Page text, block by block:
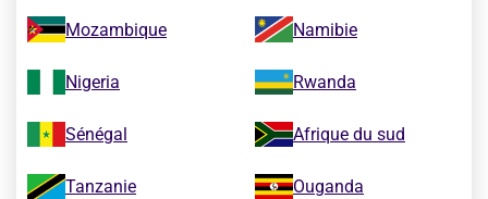
Mozambique Namibie
Nigeria Rwanda
Sénégal Afrique du sud
Tanzanie Ouganda